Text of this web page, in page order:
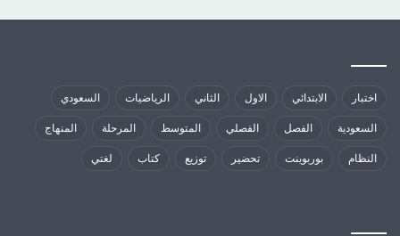
اختبار الابتدائي الاول الثاني الرياضيات السعودي
السعودية الفصل الفصلي المتوسط المرحلة المنهاج
النظام بوربوينت تحضير توزيع كتاب لغتي